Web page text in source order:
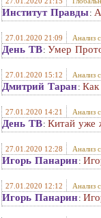
Институт Правды:
27.01.2020 21:09 Анализ
День ТВ: Умер
27.01.2020 15:12 Анализ
Дмитрий Таран:
27.01.2020 14:21 Анализ
День ТВ: Китай уже
27.01.2020 12:28 Анализ
Игорь Панарин:
27.01.2020 12:12 Анализ
Игорь Панарин: